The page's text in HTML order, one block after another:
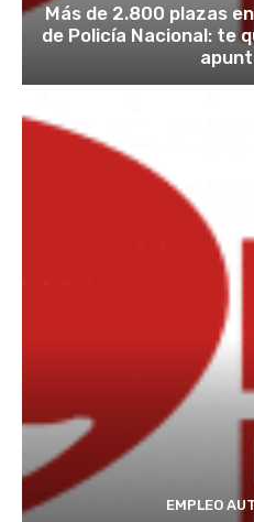
Más de 2.800 plazas
de Policía Nacional: te
EMPLEO